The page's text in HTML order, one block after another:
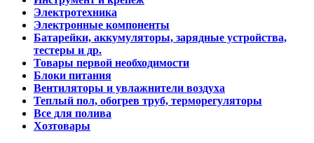
Электротехника
Электронные компоненты
Батарейки, аккумуляторы, зарядные устройства,
тестеры и др.
Товары первой необходимости
Блоки питания
Вентиляторы и увлажнители воздуха
Теплый пол, обогрев труб, терморегуляторы
Все для полива
Хозтовары